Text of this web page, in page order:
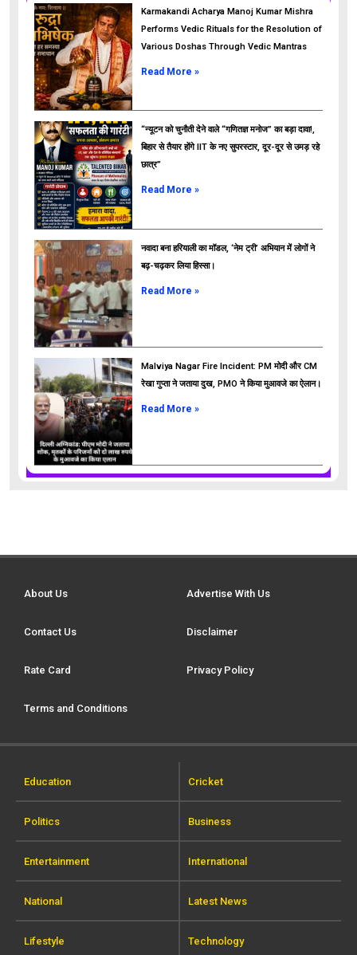
ads
Karmakandi Acharya Manoj Kumar Mishra
Performs Vedic Rituals for the Resolution of
Various Doshas Through Vedic Mantras
Read More »
“न्यूटन को चुनौती देने वाले “गणितज्ञ मनोज” का बड़ा दावा!,
बिहार से तैयार होंगे IIT के नए सुपरस्टार, दूर-दूर से उमड़ रहे
छात्र”
Read More »
नवादा बना हरियाली का मॉडल, ‘नेम ट्री’ अभियान में लोगों ने
बढ़-चढ़कर लिया हिस्सा।
Read More »
Malviya Nagar Fire Incident: PM मोदी और CM
रेखा गुप्ता ने जताया दुख, PMO ने किया मुआवजे का ऐलान।
Read More »
About Us Advertise With Us
Contact Us Disclaimer
Rate Card Privacy Policy
Terms and Conditions
Education Cricket
Politics Business
Entertainment International
National Latest News
Lifestyle Technology